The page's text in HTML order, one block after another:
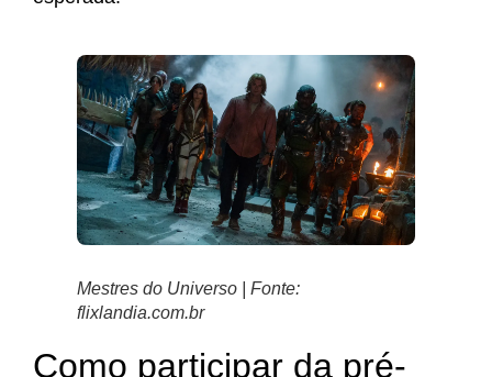
Mestres do Universo | Fonte:
flixlandia.com.br
Como participar da pré-